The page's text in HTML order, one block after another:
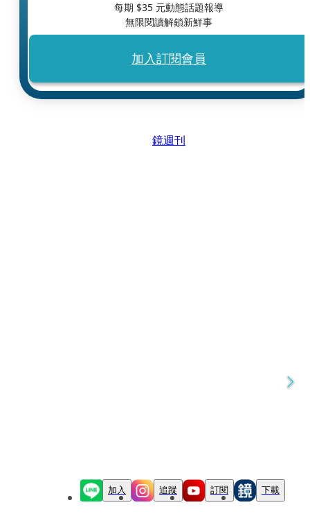
每期 $35 元動態話題報導
無限閱讀解鎖新鮮事
加入訂閱會員
鏡週刊
加入 追蹤 訂閱 下載